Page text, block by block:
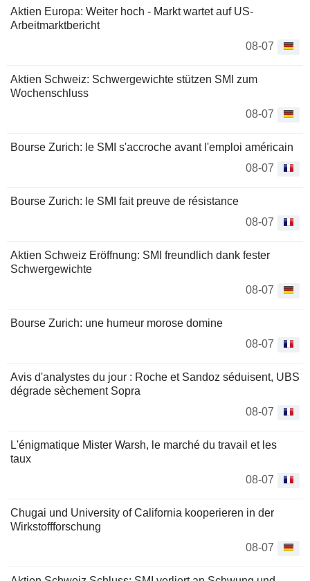
Aktien Europa: Weiter hoch - Markt wartet auf US-
Arbeitmarktbericht
08-07
Aktien Schweiz: Schwergewichte stützen SMI zum
Wochenschluss
08-07
Bourse Zurich: le SMI s'accroche avant l'emploi américain
08-07
Bourse Zurich: le SMI fait preuve de résistance
08-07
Aktien Schweiz Eröffnung: SMI freundlich dank fester
Schwergewichte
08-07
Bourse Zurich: une humeur morose domine
08-07
Avis d'analystes du jour : Roche et Sandoz séduisent, UBS
dégrade sèchement Sopra
08-07
L'énigmatique Mister Warsh, le marché du travail et les
taux
08-07
Chugai und University of California kooperieren in der
Wirkstoffforschung
08-07